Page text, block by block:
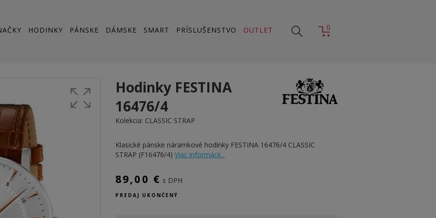
HODINKY PÁNSKE DÁMSKE SMART PRÍSLUŠENSTVO OUTLET 0
Hodinky FESTINA
16476/4
Kolekcia: CLASSIC STRAP
Klasické pánske náramkové hodinky FESTINA 16476/4 CLASSIC
STRAP (F16476/4) Viac informácií...
89,00 € s DPH
PREDAJ UKONČENÝ